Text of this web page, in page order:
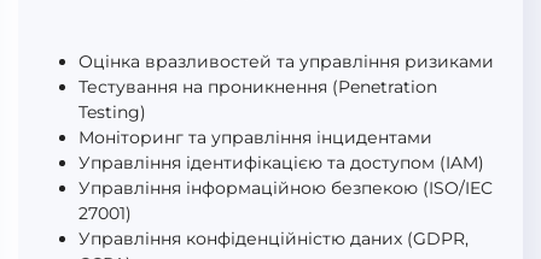
Оцінка вразливостей та управління ризиками
Тестування на проникнення (Penetration
Testing)
Моніторинг та управління інцидентами
Управління ідентифікацією та доступом (IAM)
Управління інформаційною безпекою (ISO/IEC
27001)
Управління конфіденційністю даних (GDPR,